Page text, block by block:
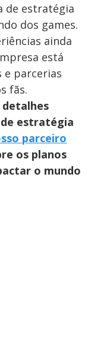
de estratégia
dos games.
ainda
está
e parcerias
fãs.
detalhes
estratégia
parceiro
os planos
o mundo